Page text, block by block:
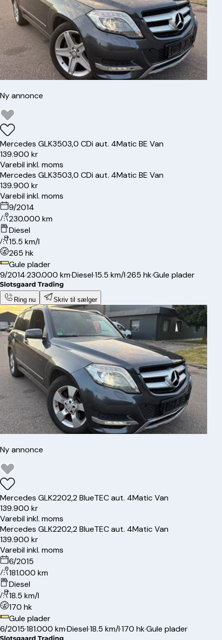
Ny annonce
Mercedes GLK3503,0 CDi aut. 4Matic BE Van
139.900 kr
Varebil inkl. moms
Mercedes GLK3503,0 CDi aut. 4Matic BE Van
139.900 kr
Varebil inkl. moms
9/2014
230.000 km
Diesel
15.5 km/l
265 hk
Gule plader
9/2014·230.000 km·Diesel·15.5 km/l·265 hk·Gule plader
Ring nu Skriv til sælger
Ny annonce
Mercedes GLK2202,2 BlueTEC aut. 4Matic Van
139.900 kr
Varebil inkl. moms
Mercedes GLK2202,2 BlueTEC aut. 4Matic Van
139.900 kr
Varebil inkl. moms
6/2015
181.000 km
Diesel
18.5 km/l
170 hk
Gule plader
6/2015·181.000 km·Diesel·18.5 km/l·170 hk·Gule plader